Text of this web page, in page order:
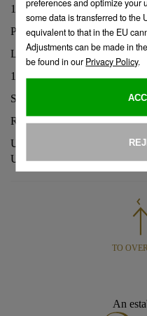
1.10. um 19 Uhr
Paul Matic liest Literatur aus
Lesung im Café Museum
1.10 um 19 Uhr
Stefan Fleming liest Literatur
Reservierung leider nicht
Unsere Empfehlung: Kommen
Unsere Ober werden Sie
TO
An